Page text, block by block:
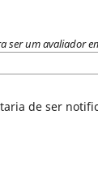
ser um avaliador
de ser